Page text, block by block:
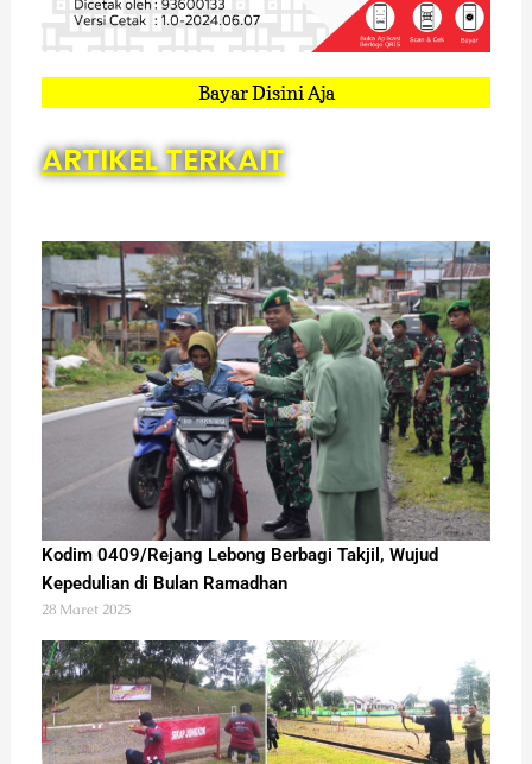
Bayar Disini Aja
ARTIKEL TERKAIT
Kodim 0409/Rejang Lebong Berbagi Takjil, Wujud
Kepedulian di Bulan Ramadhan
28 Maret 2025